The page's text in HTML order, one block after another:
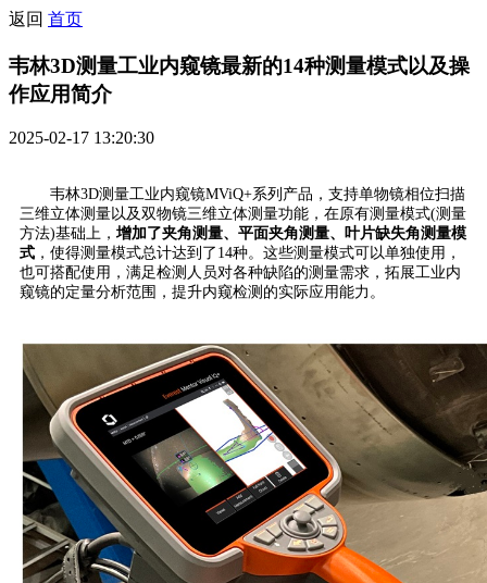
返回 首页
韦林3D测量工业内窥镜最新的14种测量模式以及操
作应用简介
2025-02-17 13:20:30
韦林3D测量工业内窥镜MViQ+系列产品，支持单物镜相位扫描
三维立体测量以及双物镜三维立体测量功能，在原有测量模式(测量
方法)基础上， 增加了夹角测量、平面夹角测量、叶片缺失角测量模
式 ，使得测量模式总计达到了14种。这些测量模式可以单独使用，
也可搭配使用，满足检测人员对各种缺陷的测量需求，拓展工业内
窥镜的定量分析范围，提升内窥检测的实际应用能力。